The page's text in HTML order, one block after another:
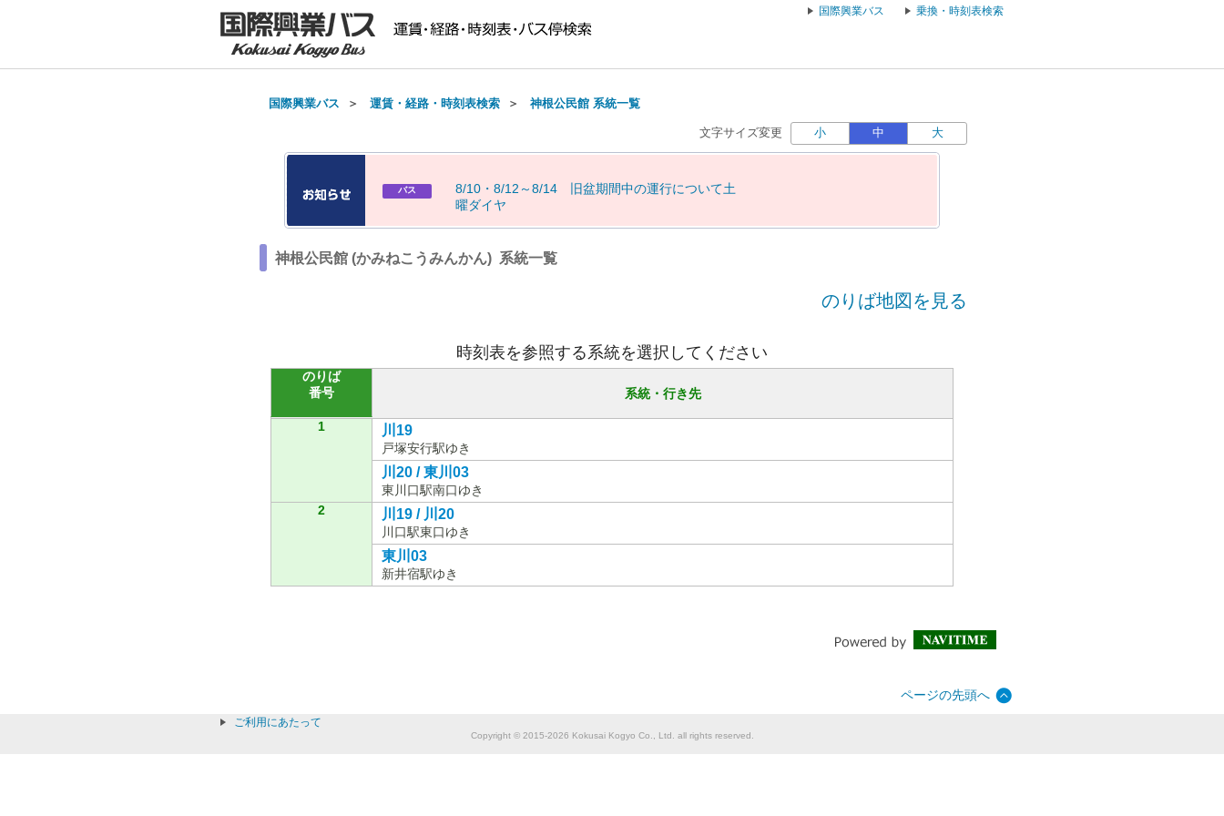
国際興業バス 乗換・時刻表検索
国際興業バス ＞ 運賃・経路・時刻表検索 ＞ 神根公民館 系統一覧
文字サイズ変更 小 中 大
バス 8/10 ・ 8/1 2 ～8/14 旧盆期間中の運行について土
曜ダイヤ
神根公民館 (かみねこうみんかん) 系統一覧
のりば地図を見る
時刻表を参照する系統を選択してください
のりば
番号
系統・行き先
1 川19
戸塚安行駅ゆき
川20 / 東川03
東川口駅南口ゆき
2
川19 / 川20
川口駅東口ゆき
東川03
新井宿駅ゆき
ページの先頭へ
ご利用にあたって
Copyright © 2015-2026 Kokusai Kogyo Co., Ltd. all rights reserved.